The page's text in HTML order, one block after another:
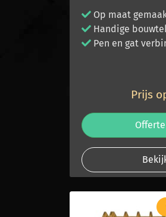
Op maat
Handige
Pen en gat
Prijs